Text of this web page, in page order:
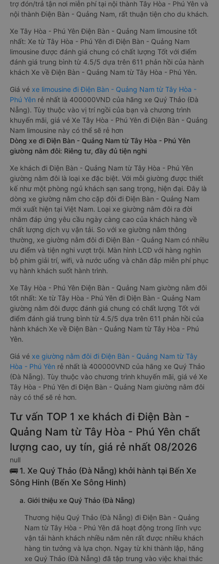
trợ đón/trả tận nơi miễn phí tại nội thành Tây Hòa - Phú Yên và
nội thành Điện Bàn - Quảng Nam, rất thuận tiện cho du khách.
Xe Tây Hòa - Phú Yên Điện Bàn - Quảng Nam limousine tốt
nhất: Xe từ Tây Hòa - Phú Yên đi Điện Bàn - Quảng Nam
limousine được đánh giá chung có chất lượng Tốt với điểm
đánh giá trung bình từ 4.5/5 dựa trên 611 phản hồi của hành
khách Xe về Điện Bàn - Quảng Nam từ Tây Hòa - Phú Yên.
Giá vé xe limousine đi Điện Bàn - Quảng Nam từ Tây Hòa -
Phú Yên rẻ nhất là 400000VND của hãng xe Quý Thảo (Đà
Nẵng). Tùy thuộc vào vị trí ngồi của bạn và chương trình
khuyến mãi, giá vé Xe Tây Hòa - Phú Yên đi Điện Bàn - Quảng
Nam limousine này có thể sẽ rẻ hơn
Dòng xe đi Điện Bàn - Quảng Nam từ Tây Hòa - Phú Yên
giường nằm đôi: Riêng tư, đầy đủ tiện nghi
Xe khách đi Điện Bàn - Quảng Nam từ Tây Hòa - Phú Yên
giường nằm đôi là loại xe đặc biệt. Với mỗi giường được thiết
kế như một phòng ngủ khách sạn sang trọng, hiện đại. Đây là
dòng xe giường nằm cho cặp đôi đi Điện Bàn - Quảng Nam
mới xuất hiện tại Việt Nam. Loại xe giường nằm đôi ra đời
nhằm đáp ứng yêu cầu ngày càng cao của khách hàng về
chất lượng dịch vụ vận tải. So với xe giường nằm thông
thường, xe giường nằm đôi đi Điện Bàn - Quảng Nam có nhiều
ưu điểm và tiện nghi vượt trội. Màn hình LCD với hàng nghìn
bộ phim giải trí, wifi, và nước uống và chăn đắp miễn phí phục
vụ hành khách suốt hành trình.
Xe Tây Hòa - Phú Yên Điện Bàn - Quảng Nam giường nằm đôi
tốt nhất: Xe từ Tây Hòa - Phú Yên đi Điện Bàn - Quảng Nam
giường nằm đôi được đánh giá chung có chất lượng Tốt với
điểm đánh giá trung bình từ 4.5/5 dựa trên 611 phản hồi của
hành khách Xe về Điện Bàn - Quảng Nam từ Tây Hòa - Phú
Yên.
Giá vé xe giường nằm đôi đi Điện Bàn - Quảng Nam từ Tây
Hòa - Phú Yên rẻ nhất là 400000VND của hãng xe Quý Thảo
(Đà Nẵng). Tùy thuộc vào chương trình khuyến mãi, giá vé Xe
Tây Hòa - Phú Yên đi Điện Bàn - Quảng Nam giường nằm đôi
này có thể sẽ rẻ hơn.
Tư vấn TOP 1 xe khách đi Điện Bàn -
Quảng Nam từ Tây Hòa - Phú Yên chất
lượng cao, uy tín, giá rẻ nhất 08/2026
null
🚌 1. Xe Quý Thảo (Đà Nẵng) khởi hành tại Bến Xe
Sông Hinh (Bến Xe Sông Hinh)
a. Giới thiệu xe Quý Thảo (Đà Nẵng)
Thương hiệu Quý Thảo (Đà Nẵng) đi Điện Bàn - Quảng
Nam từ Tây Hòa - Phú Yên đã hoạt động trong lĩnh vực
vận tải hành khách nhiều năm nên rất được nhiều khách
hàng tin tưởng và lựa chọn. Ngay từ khi thành lập, hãng
xe Quý Thảo (Đà Nẵng) đã tập trung vào việc khai thác